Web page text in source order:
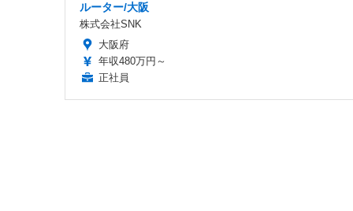
ルーター/大阪
株式会社SNK
大阪府
年収480万円～
正社員